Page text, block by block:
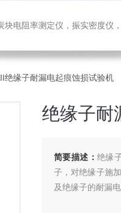
，真密度仪，炭块热膨胀仪，炭块透气率仪，炭块二
绝缘子耐漏电起痕蚀损试验机
绝缘子耐
简要描述：绝缘
子，对绝缘子施
及绝缘子的耐漏